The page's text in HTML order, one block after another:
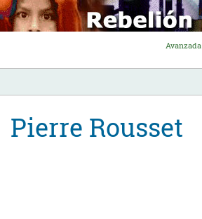
Skip
to
content
Avanzada
Pierre Rousset